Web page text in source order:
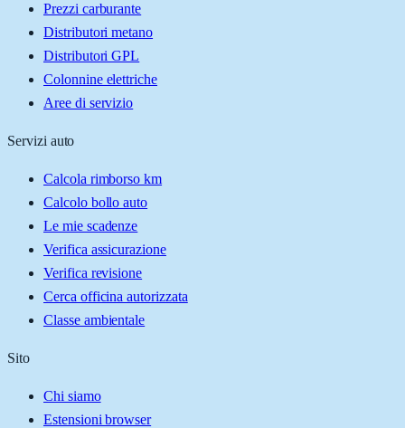
Prezzi carburante
Distributori metano
Distributori GPL
Colonnine elettriche
Aree di servizio
Servizi auto
Calcola rimborso km
Calcolo bollo auto
Le mie scadenze
Verifica assicurazione
Verifica revisione
Cerca officina autorizzata
Classe ambientale
Sito
Chi siamo
Estensioni browser